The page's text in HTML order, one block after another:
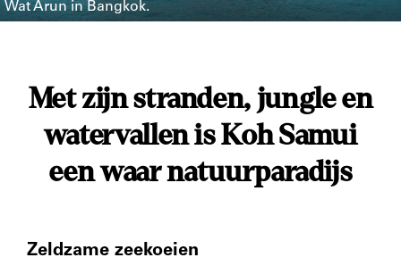
Wat Arun in Bangkok.
Met zijn stranden, jungle en
watervallen is Koh Samui
een waar natuurparadijs
Zeldzame zeekoeien